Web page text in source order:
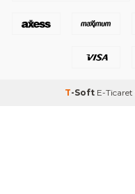
T-Soft E-Ticaret